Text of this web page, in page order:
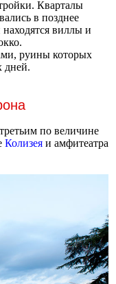
Кварталы
в позднее
находятся виллы и
руины которых
дней.
по величине
Колизея и амфитеатра